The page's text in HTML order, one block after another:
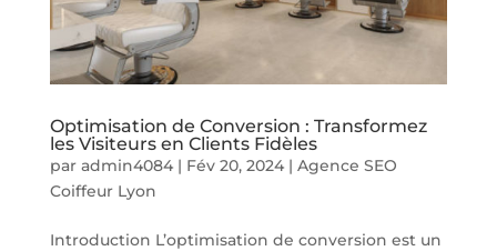
Optimisation de Conversion : Transformez
les Visiteurs en Clients Fidèles
par admin4084| Fév 20, 2024| Agence SEO
Coiffeur Lyon
Introduction L’optimisation de conversion est un